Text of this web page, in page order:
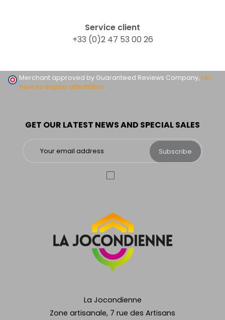
Service client
+33 (0)2 47 53 00 26
La Jocondienne
Zone artisanale, 7 rue des Artisans
GET OUR LATEST NEWS AND SPECIAL SALES
Subscribe
Merchant approved by Guaranteed Reviews Company,clic
here to display attestation.